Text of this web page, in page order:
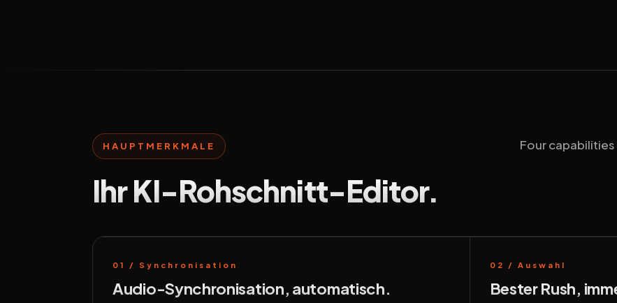
HAUPTMERKMALE
Ihr KI-Rohschnitt-Editor.
Four
01 / Synchronisation
Audio-Synchronisation, automatisch.
02 / Auswahl
Bester Rush,